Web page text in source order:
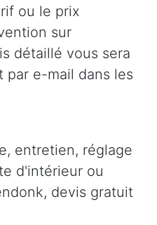
ou le prix
sur
détaillé vous sera
par e-mail dans les
entretien, réglage
d'intérieur ou
devis gratuit